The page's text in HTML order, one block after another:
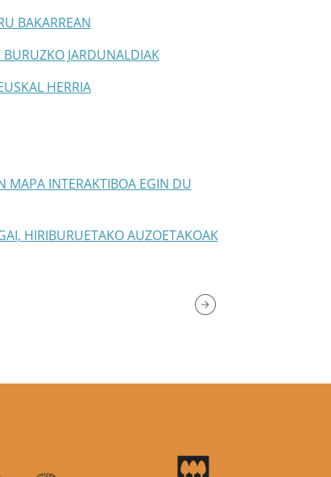
BAKARREAN
JARDUNALDIAK
HERRIA
INTERAKTIBOA EGIN DU
HIRIBURUETAKO AUZOETAKOAK